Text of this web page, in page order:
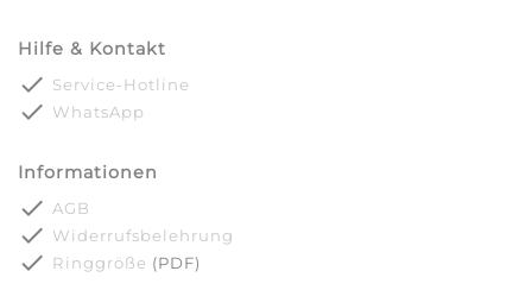
Hilfe & Kontakt
done Service-Hotline
done WhatsApp
Informationen
done AGB
done Widerrufsbelehrung
done Ringgröße (PDF)